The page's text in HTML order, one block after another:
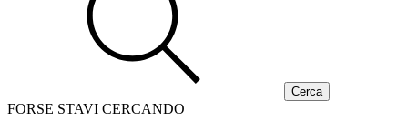
FORSE STAVI CERCANDO